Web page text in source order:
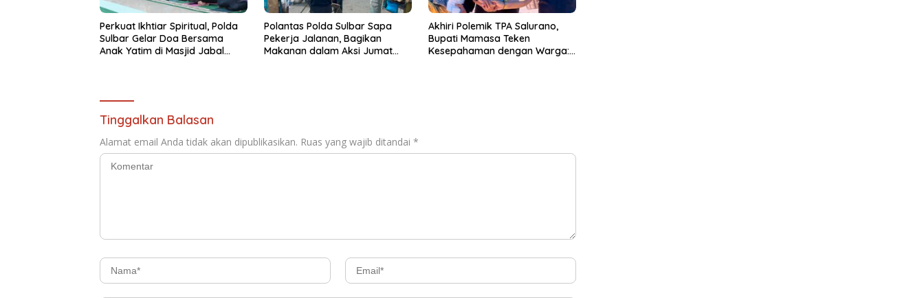
Perkuat Ikhtiar Spiritual, Polda
Sulbar Gelar Doa Bersama
Anak Yatim di Masjid Jabal
Polantas Polda Sulbar Sapa
Pekerja Jalanan, Bagikan
Makanan dalam Aksi Jumat
Akhiri Polemik TPA Salurano,
Bupati Mamasa Teken
Kesepahaman dengan Warga:
Tinggalkan Balasan
Alamat email Anda tidak akan dipublikasikan. Ruas yang wajib ditandai *